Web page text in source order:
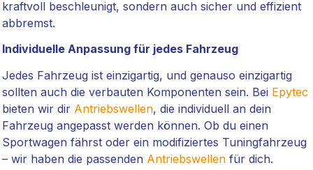
kraftvoll beschleunigt, sondern auch sicher und effizient
abbremst.
Individuelle Anpassung für jedes Fahrzeug
Jedes Fahrzeug ist einzigartig, und genauso einzigartig
sollten auch die verbauten Komponenten sein. Bei Epytec
bieten wir dir Antriebswellen, die individuell an dein
Fahrzeug angepasst werden können. Ob du einen
Sportwagen fährst oder ein modifiziertes Tuningfahrzeug
– wir haben die passenden Antriebswellenfür dich.